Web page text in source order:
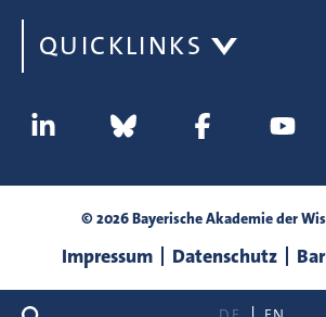
Suche
QUICKLINKS
© 2026 Bayerische Akademie der
Impressum Datenschutz